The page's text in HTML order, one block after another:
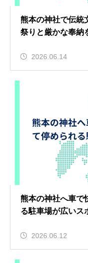
熊本の神社で伝統
祭りと厳かな奉納
2026.06.14
熊本の神社へ車で
る駐車場が広いス
2026.06.12